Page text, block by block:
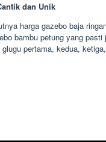
dan Unik
harga gazebo baja
bambu petung yang
pertama, kedua,